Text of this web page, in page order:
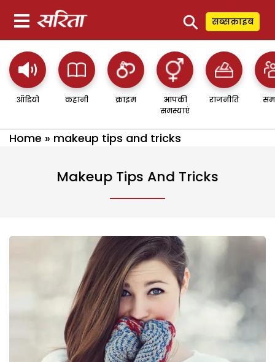
⚲ सब्सक्राइब
ऑडियो कहानी क्राइम
आपकी
समस्याएं
राजनीति
Home » makeup tips and tricks
Makeup Tips And Tricks